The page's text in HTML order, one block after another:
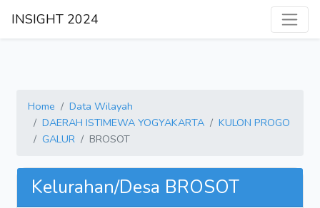
INSIGHT 2024
Home
Data Wilayah
DAERAH ISTIMEWA YOGYAKARTA
KULON PROGO
GALUR
BROSOT
Kelurahan/Desa BROSOT